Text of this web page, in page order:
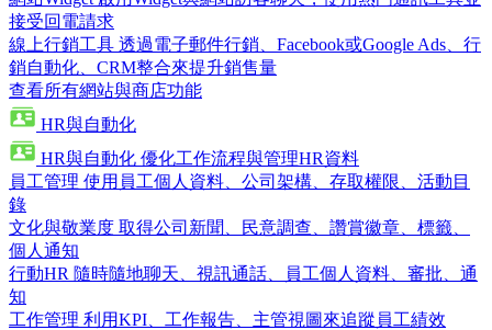
接受回電請求
線上行銷工具 透過電子郵件行銷、Facebook或Google Ads、行
銷自動化、CRM整合來提升銷售量
查看所有網站與商店功能
HR與自動化
HR與自動化 優化工作流程與管理HR資料
員工管理 使用員工個人資料、公司架構、存取權限、活動目
錄
文化與敬業度 取得公司新聞、民意調查、讚賞徽章、標籤、
個人通知
行動HR 隨時隨地聊天、視訊通話、員工個人資料、審批、通
知
工作管理 利用KPI、工作報告、主管視圖來追蹤員工績效